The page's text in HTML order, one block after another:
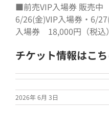
■前売VIP入場券 販売中
6/26(金)VIP入場券・6/
入場券 18,000円（税込）
チケット情報はこ
2026年 6月 3日